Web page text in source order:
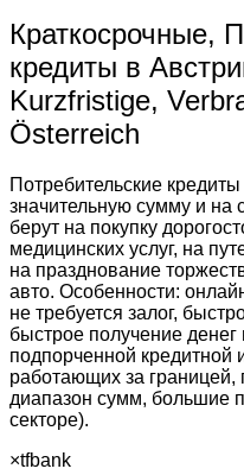
Краткосрочные,
кредиты в
Kurzfristige,
Österreich
Потребительские
значительную сумму и на
берут на покупку
медицинских услуг, на
на празднование
авто. Особенности:
не требуется залог,
быстрое получение денег
подпорченной кредитной
работающих за границей,
диапазон сумм, большие
секторе).
×tfbank